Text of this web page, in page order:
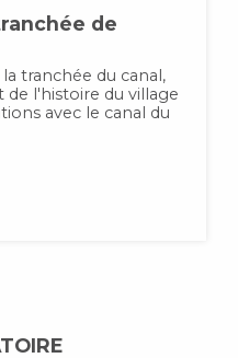
de
tranchée du canal,
l'histoire du village
avec le canal du